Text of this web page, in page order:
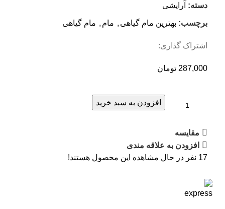
دسته: آرایشی
برچسب: بهترین مام گیاهی , مام , مام گیاهی
اشتراک گذاری:
287,000 تومان
افزودن به سبد خرید
مقایسه
افزودن به علاقه مندی
17 نفر در حال مشاهده این محصول هستند!